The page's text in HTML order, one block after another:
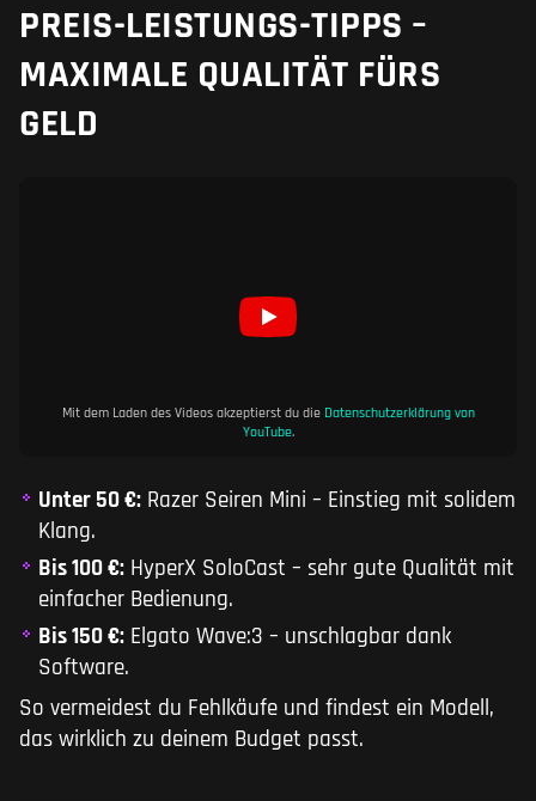
PREIS-LEISTUNGS-TIPPS –
MAXIMALE QUALITÄT FÜRS
GELD
Mit dem Laden des Videos akzeptierst du die Datenschutzerklärung von
YouTube.
Unter 50 €: Razer Seiren Mini – Einstieg mit solidem
Klang.
Bis 100 €: HyperX SoloCast – sehr gute Qualität mit
einfacher Bedienung.
Bis 150 €: Elgato Wave:3 – unschlagbar dank
Software.
So vermeidest du Fehlkäufe und findest ein Modell,
das wirklich zu deinem Budget passt.